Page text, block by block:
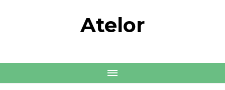
Atelor